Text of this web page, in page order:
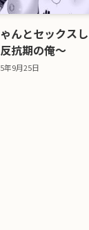
んとセックス
抗期の俺〜
年9月25日